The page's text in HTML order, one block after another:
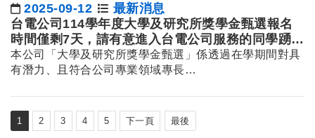
日期：
2025-09-12
最新消息
台電公司114學年度大學及研究所獎學金甄選報名
時間僅剩7天，請有意進入台電公司服務的同學踴躍
報名
本公司「大學及研究所獎學金甄選」係透過在學期間對具
有潛力、且符合公司專業領域專長…
1 2 3 4 5 下一頁 最後